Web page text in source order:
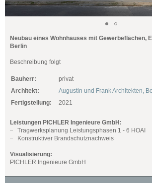
Neubau eines Wohnhauses mit Gewerbeflächen,
Berlin
Beschreibung folgt
Bauherr:
privat
Architekt:
Augustin und Frank Architekten,
Fertigstellung:
2021
Leistungen PICHLER Ingenieure GmbH:
Tragwerksplanung Leistungsphasen 1 - 6 HOAI
Konstruktiver Brandschutznachweis
Visualisierung:
PICHLER Ingenieure GmbH